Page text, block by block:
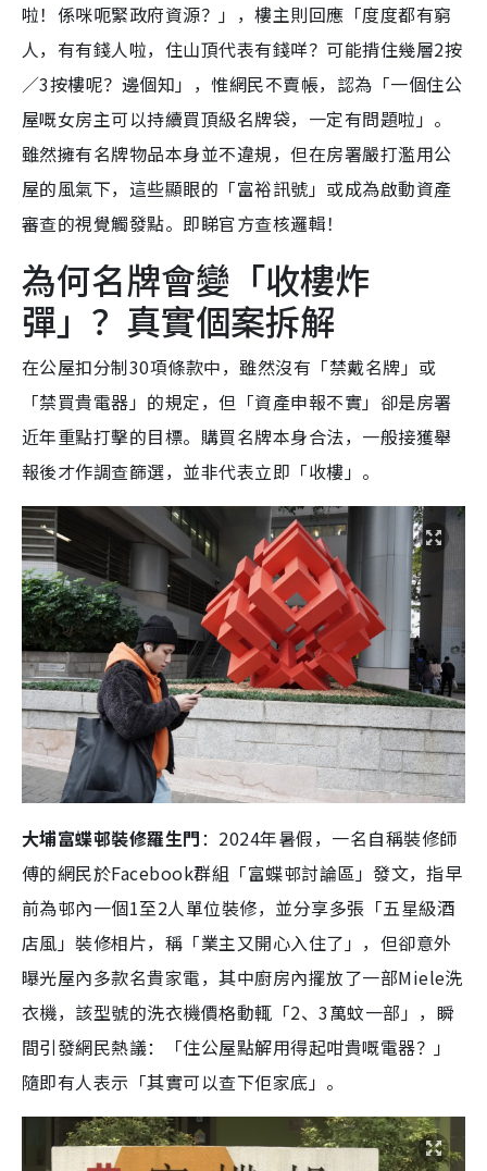
啦！係咪呃緊政府資源？」，樓主則回應「度度都有窮
人，有有錢人啦，住山頂代表有錢咩？可能揹住幾層2按
／3按樓呢？邊個知」，惟網民不賣帳，認為「一個住公
屋嘅女房主可以持續買頂級名牌袋，一定有問題啦」。
雖然擁有名牌物品本身並不違規，但在房署嚴打濫用公
屋的風氣下，這些顯眼的「富裕訊號」或成為啟動資產
審查的視覺觸發點。即睇官方查核邏輯！
為何名牌會變「收樓炸
彈」？真實個案拆解
在公屋扣分制30項條款中，雖然沒有「禁戴名牌」或
「禁買貴電器」的規定，但「資產申報不實」卻是房署
近年重點打擊的目標。購買名牌本身合法，一般接獲舉
報後才作調查篩選，並非代表立即「收樓」。
大埔富蝶邨裝修羅生門：2024年暑假，一名自稱裝修師
傅的網民於Facebook群組「富蝶邨討論區」發文，指早
前為邨內一個1至2人單位裝修，並分享多張「五星級酒
店風」裝修相片，稱「業主又開心入住了」，但卻意外
曝光屋內多款名貴家電，其中廚房內擺放了一部Miele洗
衣機，該型號的洗衣機價格動輒「2、3萬蚊一部」，瞬
間引發網民熱議：「住公屋點解用得起咁貴嘅電器？」
隨即有人表示「其實可以查下佢家底」。